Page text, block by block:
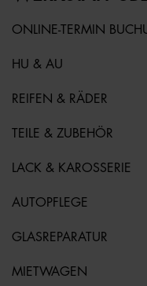
ONLINE-TERMIN
HU & AU
REIFEN & RÄDER
TEILE & ZUBEHÖR
LACK & KAROSSERIE
AUTOPFLEGE
GLASREPARATUR
MIETWAGEN